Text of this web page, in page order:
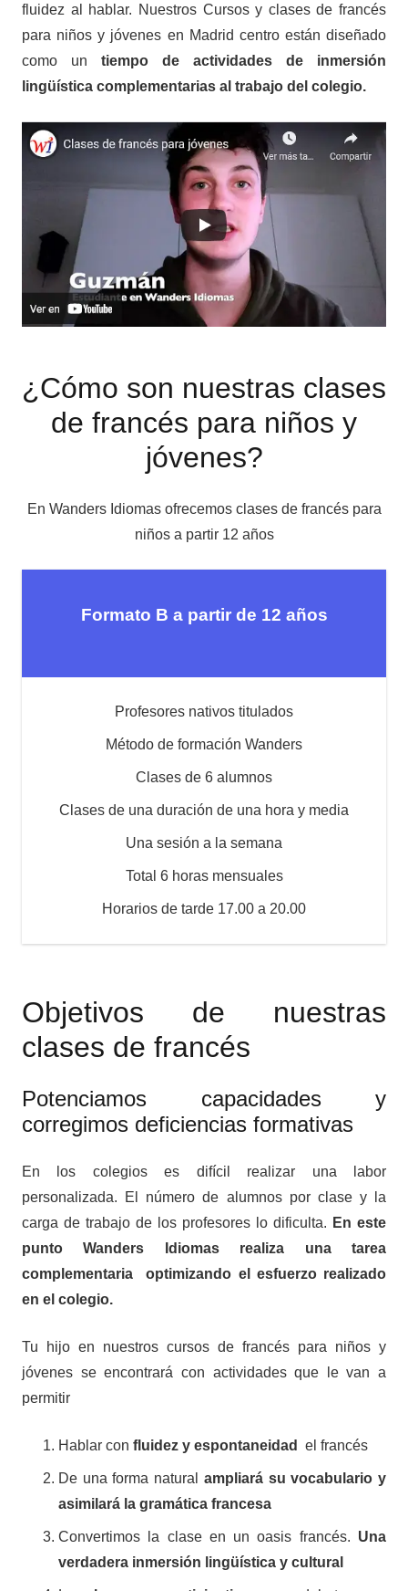
fluidez al hablar. Nuestros Cursos y clases de francés
para niños y jóvenes en Madrid centro están diseñado
como un tiempo de actividades de inmersión
lingüística complementarias al trabajo del colegio.
¿Cómo son nuestras clases
de francés para niños y
jóvenes?
En Wanders Idiomas ofrecemos clases de francés para
niños a partir 12 años
Formato B a partir de 12 años
Profesores nativos titulados
Método de formación Wanders
Clases de 6 alumnos
Clases de una duración de una hora y media
Una sesión a la semana
Total 6 horas mensuales
Horarios de tarde 17.00 a 20.00
Objetivos de nuestras
clases de francés
Potenciamos capacidades y
corregimos deficiencias formativas
En los colegios es difícil realizar una labor
personalizada. El número de alumnos por clase y la
carga de trabajo de los profesores lo dificulta. En este
punto Wanders Idiomas realiza una tarea
complementaria optimizando el esfuerzo realizado
en el colegio.
Tu hijo en nuestros cursos de francés para niños y
jóvenes se encontrará con actividades que le van a
permitir
Hablar con fluidez y espontaneidad el francés
De una forma natural ampliará su vocabulario y
asimilará la gramática francesa
Convertimos la clase en un oasis francés. Una
verdadera inmersión lingüística y cultural